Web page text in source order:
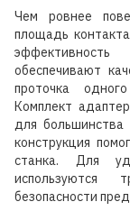
Чем ровнее
площадь
обеспечивают
проточка
Комплект
для большинства
конструкция
станка. Для
используются
безопасности